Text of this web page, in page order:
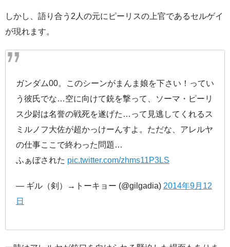
しかし、語り合う2人の元にピーリスの上官であるセルゲイ
が現れます。
ガンダム00。このシーンがまんま娘を下さい！ってい
う彼氏でな…空に向けて銃を撃って、ソーマ・ピーリ
ス少尉は名誉の戦死を遂げた…って見逃してくれるス
ミルノフ大佐が超かっけーんすよ。ただな、アレルヤ
の仕事ここで終わった問題…
ふぁぼされた pic.twitter.com/zhms11P3LS
— ギル（剣）→トーキョー (@gilgadia) 2014年9月12
日